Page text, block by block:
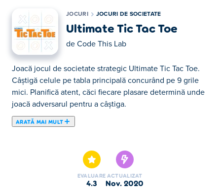
JOCURI JOCURI DE SOCIETATE
Ultimate Tic Tac Toe
de Code This Lab
Joacă jocul de societate strategic Ultimate Tic Tac Toe.
Câștigă celule pe tabla principală concurând pe 9 grile
mici. Planifică atent, căci fiecare plasare determină unde
joacă adversarul pentru a câștiga.
ARATĂ MAI MULT
EVALUARE
4.3
ACTUALIZAT
nov. 2020